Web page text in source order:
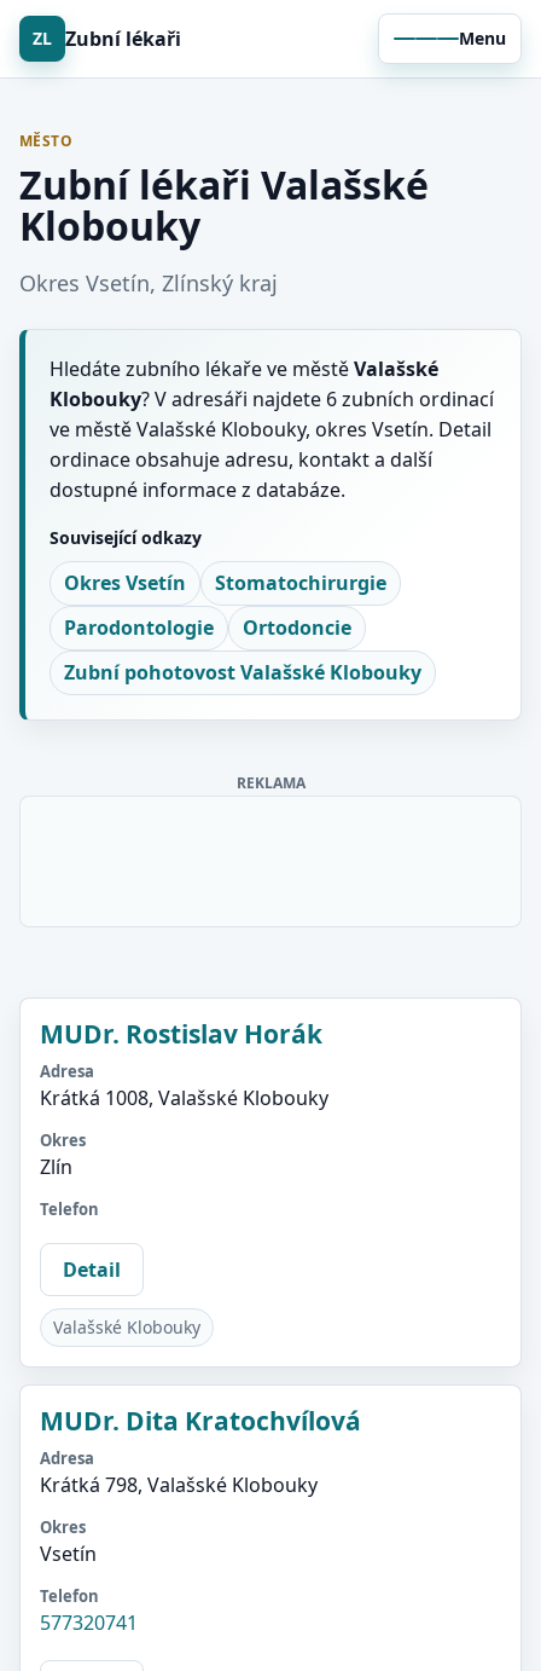
ZL Zubní lékaři Menu
MĚSTO
Zubní lékaři Valašské
Klobouky
Okres Vsetín, Zlínský kraj
Hledáte zubního lékaře ve městěValašské
Klobouky? V adresáři najdete 6 zubních ordinací
ve městě Valašské Klobouky, okres Vsetín. Detail
ordinace obsahuje adresu, kontakt a další
dostupné informace z databáze.
Související odkazy
Okres Vsetín
Stomatochirurgie
Parodontologie
Ortodoncie
Zubní pohotovost Valašské Klobouky
REKLAMA
MUDr. Rostislav Horák
Adresa
Krátká 1008, Valašské Klobouky
Okres
Zlín
Telefon
Detail
Valašské Klobouky
MUDr. Dita Kratochvílová
Adresa
Krátká 798, Valašské Klobouky
Okres
Vsetín
Telefon
577320741